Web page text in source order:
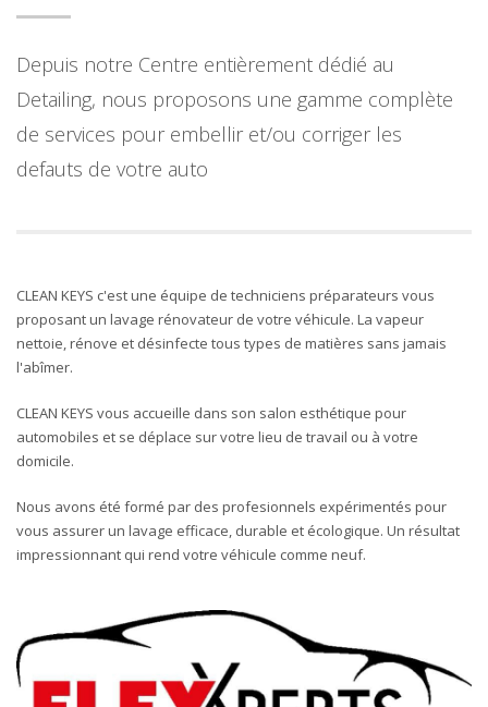
Depuis notre Centre entièrement dédié au
Detailing, nous proposons une gamme complète
de services pour embellir et/ou corriger les
defauts de votre auto
CLEAN KEYS c'est une équipe de techniciens préparateurs vous
proposant un lavage rénovateur de votre véhicule. La vapeur
nettoie, rénove et désinfecte tous types de matières sans jamais
l'abîmer.
CLEAN KEYS vous accueille dans son salon esthétique pour
automobiles et se déplace sur votre lieu de travail ou à votre
domicile.
Nous avons été formé par des profesionnels expérimentés pour
vous assurer un lavage efficace, durable et écologique. Un résultat
impressionnant qui rend votre véhicule comme neuf.